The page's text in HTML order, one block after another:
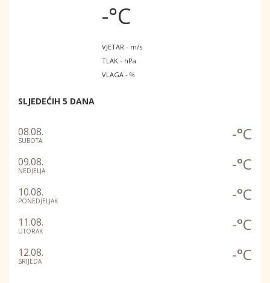
-°C
VJETAR - m/s
TLAK - hPa
VLAGA - %
SLJEDEĆIH 5 DANA
08.08.
SUBOTA -°C
09.08.
NEDJELJA -°C
10.08.
PONEDJELJAK -°C
11.08.
UTORAK -°C
12.08.
SRIJEDA -°C